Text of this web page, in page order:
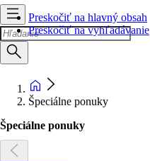
Preskočiť na hlavný obsah
Preskočiť na vyhľadávanie
Špeciálne ponuky
Špeciálne ponuky